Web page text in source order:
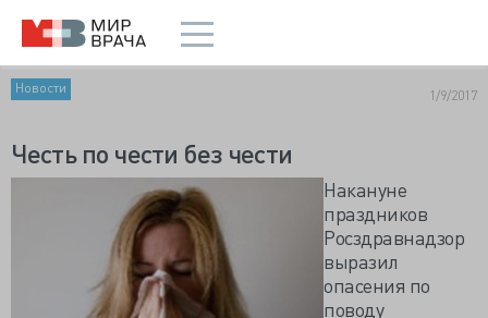
Новости 1/9/2017
Честь по чести без чести
Накануне
праздников
Росздравнадзор
выразил
опасения по
поводу